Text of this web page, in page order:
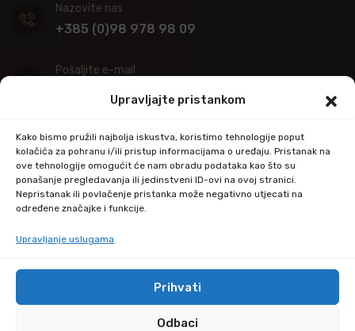
Upravljajte pristankom
Kako bismo pružili najbolja iskustva, koristimo tehnologije poput
kolačića za pohranu i/ili pristup informacijama o uređaju. Pristanak na
ove tehnologije omogućit će nam obradu podataka kao što su
ponašanje pregledavanja ili jedinstveni ID-ovi na ovoj stranici.
Nepristanak ili povlačenje pristanka može negativno utjecati na
određene značajke i funkcije.
Upravljanje uslugama
Prihvati
Odbaci
Nazovite nas
+385 (0)98 978 98 09
Pošaljite e-mail
Adresa
Industrijska ulica 39,
34000 Požega
© Copyright 2024 by kupitapetu.com